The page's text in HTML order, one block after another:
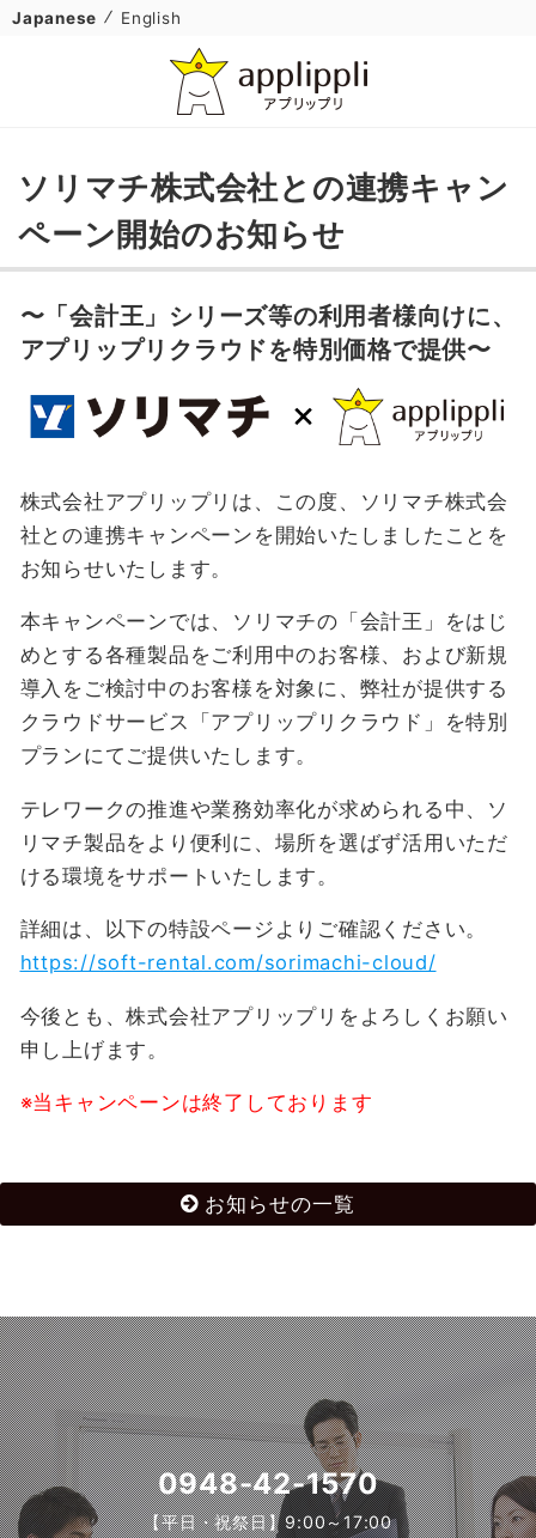
Japanese English
ソリマチ株式会社との連携キャン
ペーン開始のお知らせ
〜「会計王」シリーズ等の利用者様向けに、
アプリップリクラウドを特別価格で提供〜
株式会社アプリップリは、この度、ソリマチ株式会
社との連携キャンペーンを開始いたしましたことを
お知らせいたします。
本キャンペーンでは、ソリマチの「会計王」をはじ
めとする各種製品をご利用中のお客様、および新規
導入をご検討中のお客様を対象に、弊社が提供する
クラウドサービス「アプリップリクラウド」を特別
プランにてご提供いたします。
テレワークの推進や業務効率化が求められる中、ソ
リマチ製品をより便利に、場所を選ばず活用いただ
ける環境をサポートいたします。
詳細は、以下の特設ページよりご確認ください。
https://soft-rental.com/sorimachi-cloud/
今後とも、株式会社アプリップリをよろしくお願い
申し上げます。
※当キャンペーンは終了しております
お知らせの一覧
0948-42-1570
【平日・祝祭日】9:00～17:00